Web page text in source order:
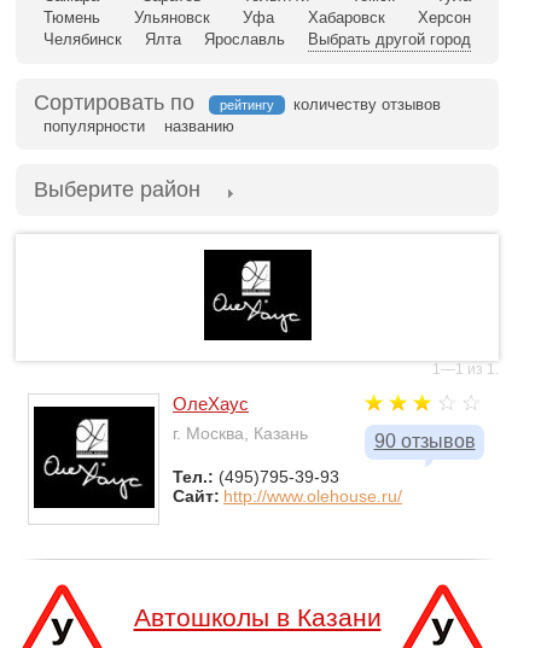
Тюмень
Ульяновск Уфа Хабаровск
Херсон
Челябинск
Ялта Ярославль Выбрать другой город
Сортировать по рейтингу
количеству отзывов
популярности
названию
Выберите район
1—1 из 1.
90 отзывов
ОлеХаус
г. Москва, Казань
Тел.: (495)795-39-93
Сайт: http://www.olehouse.ru/
Автошколы в Казани